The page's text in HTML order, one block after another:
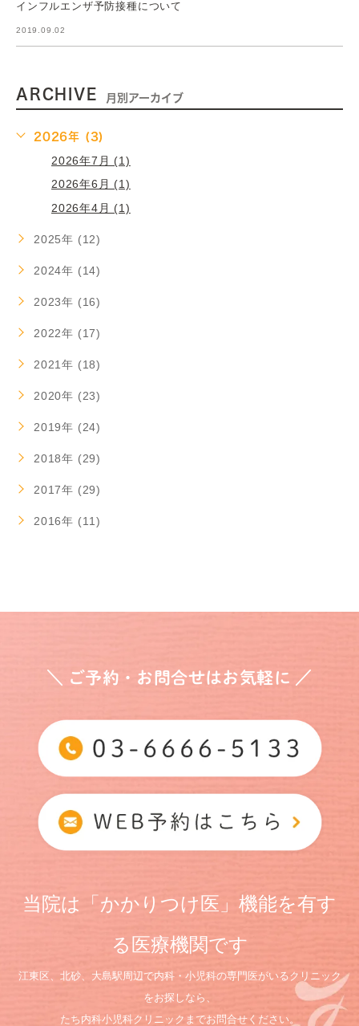
インフルエンザ予防接種について
2019.09.02
ARCHIVE 月別アーカイブ
2026年 (3)
2026年7月 (1)
2026年6月 (1)
2026年4月 (1)
2025年 (12)
2024年 (14)
2023年 (16)
2022年 (17)
2021年 (18)
2020年 (23)
2019年 (24)
2018年 (29)
2017年 (29)
2016年 (11)
＼ ご予約・お問合せはお気軽に ／
当院は「かかりつけ医」機能を有す
る医療機関です
江東区、北砂、大島駅周辺で内科・小児科の専門医がいるクリニック
をお探しなら、
たち内科小児科クリニックまでお問合せください。